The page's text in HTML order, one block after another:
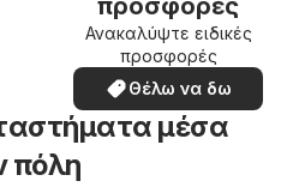
Ανακαλύψτε ειδικές
προσφορές
Θέλω να δω
μέσα
πόλη